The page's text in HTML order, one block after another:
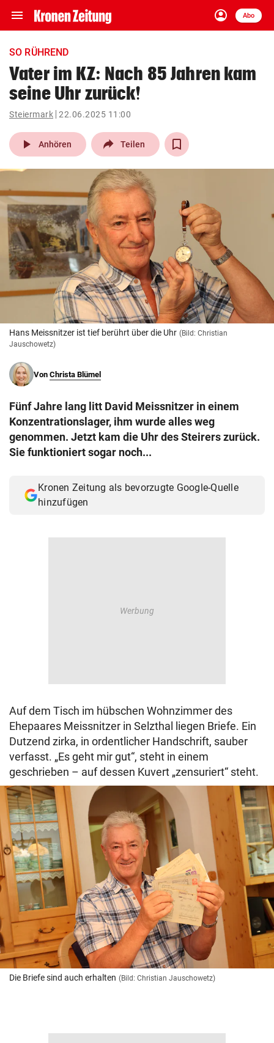
menu Navigation
ein-/ausklappen
account_circle
Anmelden
Abo
close Schließen
account_circle Anmelden
pin_drop
Wien arrow_right
bookmark
search
Suchbegriff
eingeben
© Krone Multimedia GmbH & Co KG 2026
Muthgasse 2, 1190 Wien
SO RÜHREND
Vater im KZ: Nach 85 Jahren kam
seine Uhr zurück!
Steiermark 22.06.2025 11:00
play_arrow Anhören Teilen
Hans Meissnitzer ist tief berührt über die Uhr (Bild: Christian
Jauschowetz)
Von Christa Blümel
Fünf Jahre lang litt David Meissnitzer in einem
Konzentrationslager, ihm wurde alles weg
genommen. Jetzt kam die Uhr des Steirers zurück.
Sie funktioniert sogar noch...
Kronen Zeitung als bevorzugte Google-Quelle
hinzufügen
Auf dem Tisch im hübschen Wohnzimmer des
Ehepaares Meissnitzer in Selzthal liegen Briefe. Ein
Dutzend zirka, in ordentlicher Handschrift, sauber
verfasst. „Es geht mir gut“, steht in einem
geschrieben – auf dessen Kuvert „zensuriert“ steht.
Die Briefe sind auch erhalten (Bild: Christian Jauschowetz)